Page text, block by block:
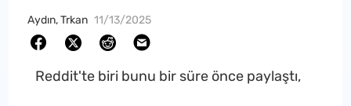
Aydın, Trkan 11/13/2025
Reddit'te biri bunu bir süre önce paylaştı,